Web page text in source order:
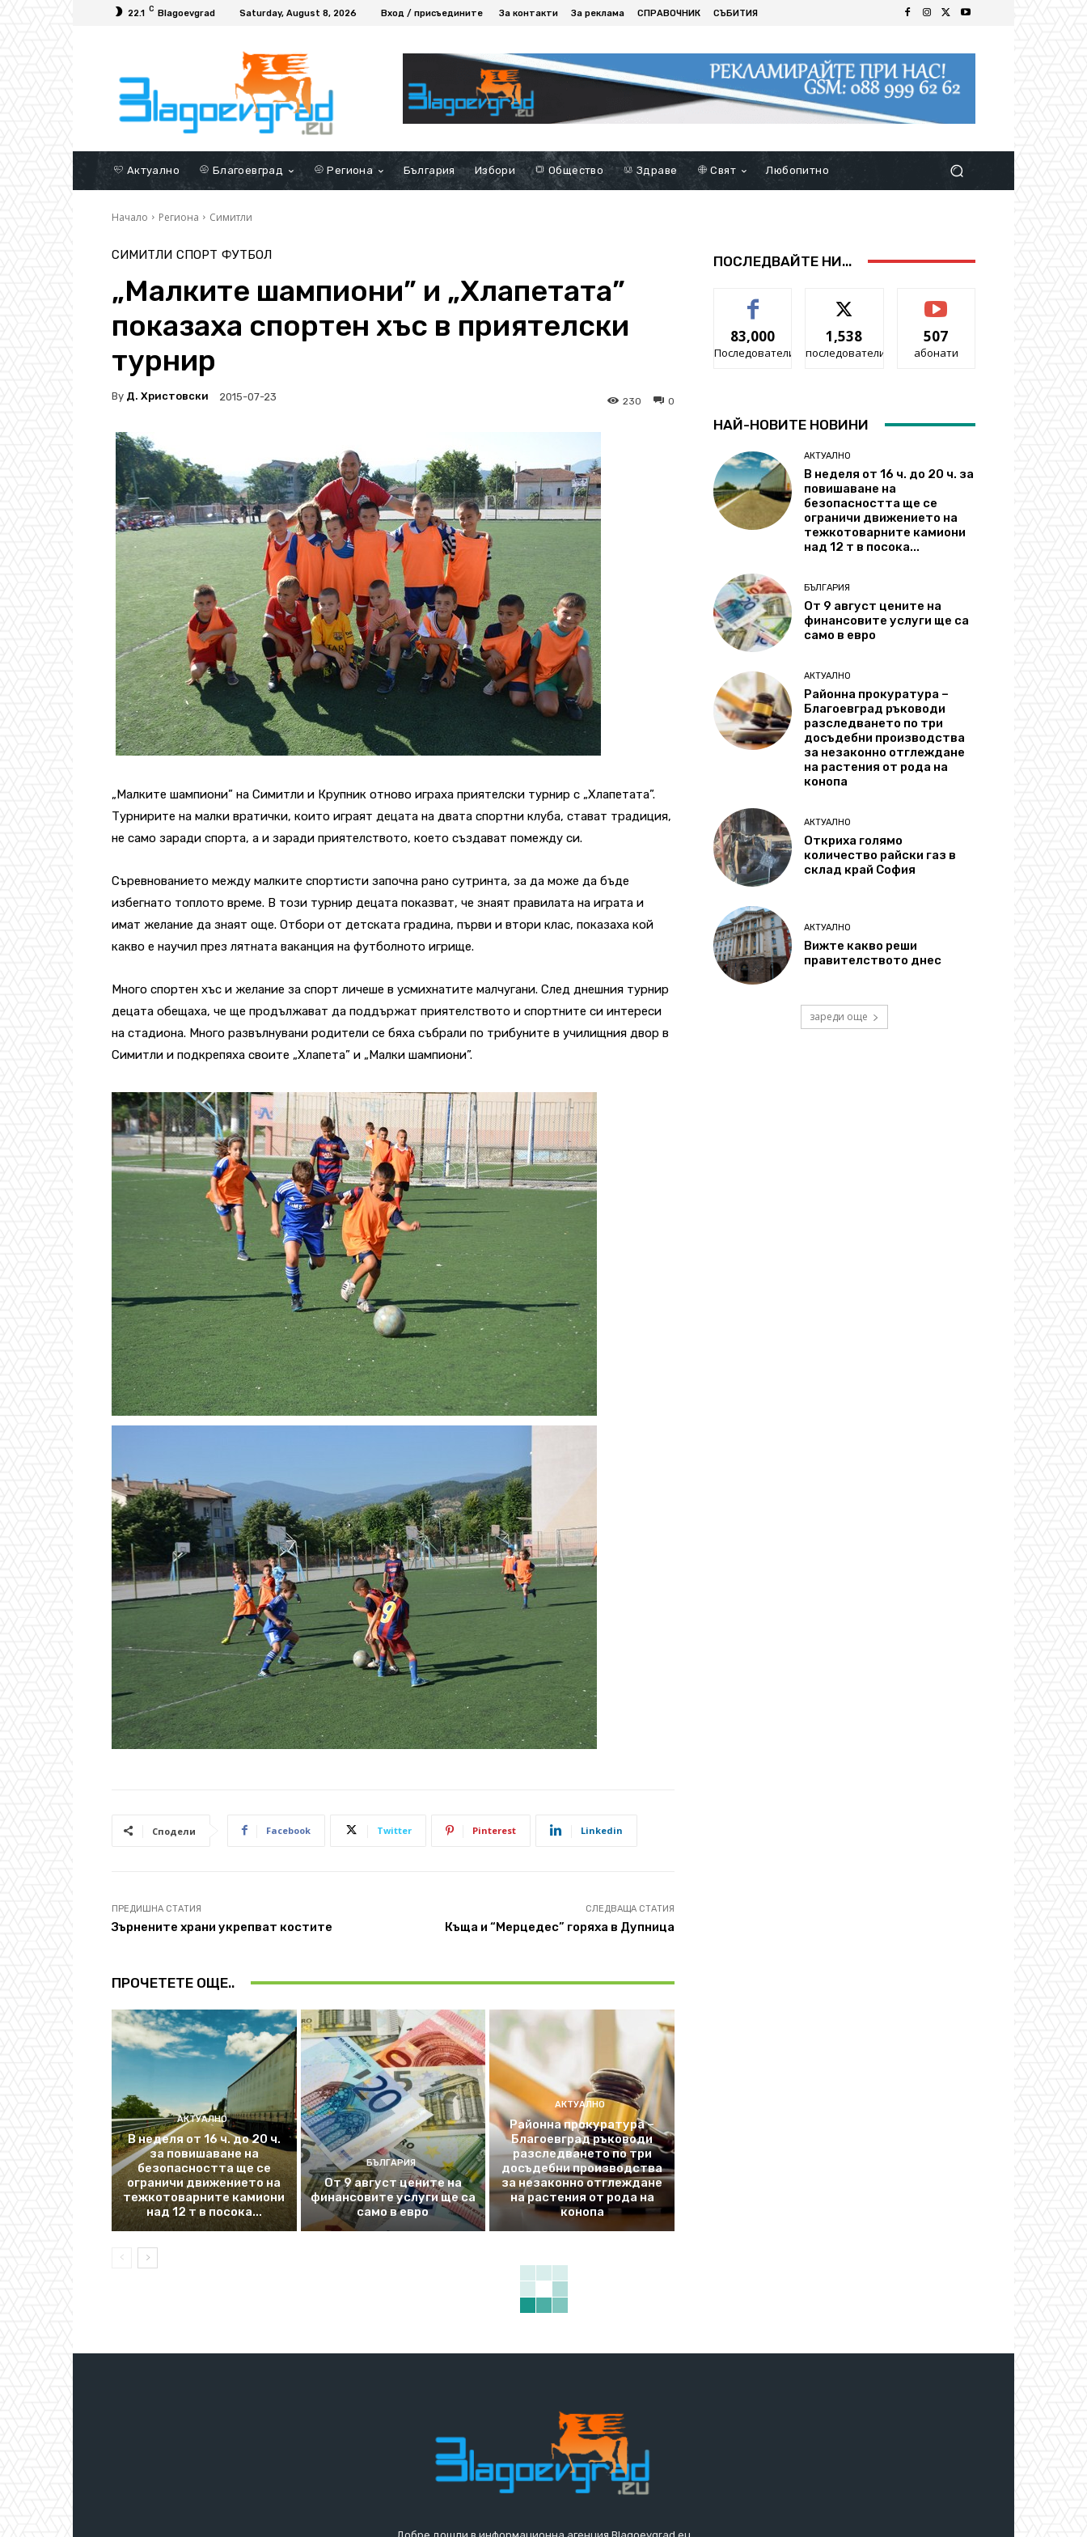
22.1 C Blagoevgrad Saturday, August 8, 2026 Вход / присъедините За контакти За реклама СПРАВОЧНИК СЪБИТИЯ
Актуално Благоевград Региона България Избори Общество Здраве Свят Любопитно
Начало Региона Симитли
СИМИТЛИ СПОРТ ФУТБОЛ
„Малките шампиони” и „Хлапетата”
показаха спортен хъс в приятелски
турнир
By Д. Христовски 2015-07-23 0
230
„Малките шампиони” на Симитли и Крупник отново играха приятелски турнир с „Хлапетата”.
Турнирите на малки вратички, които играят децата на двата спортни клуба, стават традиция,
не само заради спорта, а и заради приятелството, което създават помежду си.
Съревнованието между малките спортисти започна рано сутринта, за да може да бъде
избегнато топлото време. В този турнир децата показват, че знаят правилата на играта и
имат желание да знаят още. Отбори от детската градина, първи и втори клас, показаха кой
какво е научил през лятната ваканция на футболното игрище.
Много спортен хъс и желание за спорт личеше в усмихнатите малчугани. След днешния турнир
децата обещаха, че ще продължават да поддържат приятелството и спортните си интереси
на стадиона. Много развълнувани родители се бяха събрали по трибуните в училищния двор в
Симитли и подкрепяха своите „Хлапета” и „Малки шампиони”.
Сподели Facebook Twitter Pinterest Linkedin
ПРЕДИШНА СТАТИЯ
Зърнените храни укрепват костите
СЛЕДВАЩА СТАТИЯ
Къща и “Мерцедес” горяха в Дупница
ПРОЧЕТЕТЕ ОЩЕ..
АКТУАЛНО
В неделя от 16 ч. до 20 ч.
за повишаване на
безопасността ще се
ограничи движението на
тежкотоварните камиони
над 12 т в посока...
БЪЛГАРИЯ
От 9 август цените на
финансовите услуги ще са
само в евро
АКТУАЛНО
Районна прокуратура –
Благоевград ръководи
разследването по три
досъдебни производства
за незаконно отглеждане
на растения от рода на
конопа
ПОСЛЕДВАЙТЕ НИ...
83,000
Последователи
1,538
последователи
507
абонати
НАЙ-НОВИТЕ НОВИНИ
АКТУАЛНО
В неделя от 16 ч. до 20 ч. за
повишаване на
безопасността ще се
ограничи движението на
тежкотоварните камиони
над 12 т в посока...
БЪЛГАРИЯ
От 9 август цените на
финансовите услуги ще са
само в евро
АКТУАЛНО
Районна прокуратура –
Благоевград ръководи
разследването по три
досъдебни производства
за незаконно отглеждане
на растения от рода на
конопа
АКТУАЛНО
Откриха голямо
количество райски газ в
склад край София
АКТУАЛНО
Вижте какво реши
правителството днес
зареди още